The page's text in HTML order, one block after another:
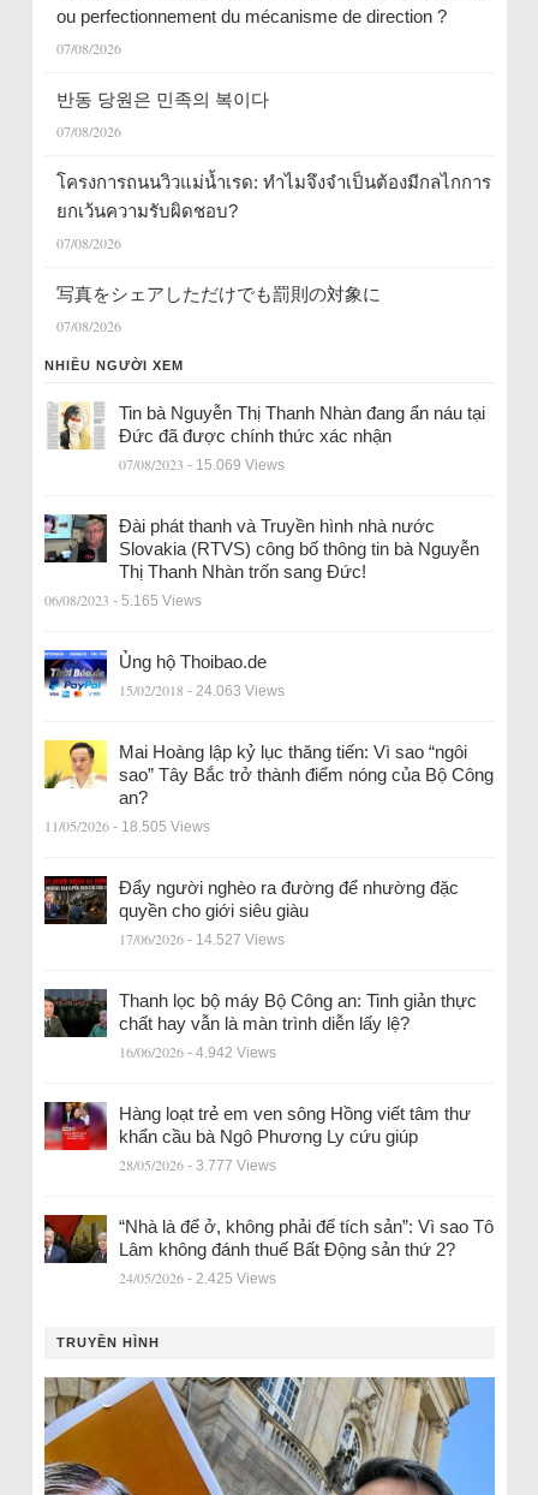
ou perfectionnement du mécanisme de direction ?
07/08/2026
반동 당원은 민족의 복이다
07/08/2026
โครงการถนนวิวแม่น้ำเรด: ทำไมจึงจำเป็นต้องมีกลไกการ
ยกเว้นความรับผิดชอบ?
07/08/2026
写真をシェアしただけでも罰則の対象に
07/08/2026
NHIỀU NGƯỜI XEM
Tin bà Nguyễn Thị Thanh Nhàn đang ẩn náu tại
Đức đã được chính thức xác nhận
07/08/2023 - 15.069 Views
Đài phát thanh và Truyền hình nhà nước
Slovakia (RTVS) công bố thông tin bà Nguyễn
Thị Thanh Nhàn trốn sang Đức!
06/08/2023 - 5.165 Views
Ủng hộ Thoibao.de
15/02/2018 - 24.063 Views
Mai Hoàng lập kỷ lục thăng tiến: Vì sao “ngôi
sao” Tây Bắc trở thành điểm nóng của Bộ Công
an?
11/05/2026 - 18.505 Views
Đẩy người nghèo ra đường để nhường đặc
quyền cho giới siêu giàu
17/06/2026 - 14.527 Views
Thanh lọc bộ máy Bộ Công an: Tinh giản thực
chất hay vẫn là màn trình diễn lấy lệ?
16/06/2026 - 4.942 Views
Hàng loạt trẻ em ven sông Hồng viết tâm thư
khẩn cầu bà Ngô Phương Ly cứu giúp
28/05/2026 - 3.777 Views
“Nhà là để ở, không phải để tích sản”: Vì sao Tô
Lâm không đánh thuế Bất Động sản thứ 2?
24/05/2026 - 2.425 Views
TRUYỀN HÌNH